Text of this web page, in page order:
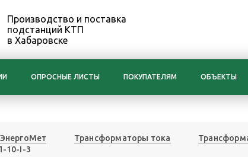
Производство и поставка
подстанций КТП
в Хабаровске
ОПРОСНЫЕ ЛИСТЫ ПОКУПАТЕЛЯМ ОБЪЕКТЫ
Трансформаторы тока
10-I-3